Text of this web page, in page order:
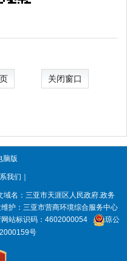
关闭窗口
脑版
我们
域名： 三亚市天涯区人民政府.政务
护：三亚市营商环境综合服务中心
站标识码： 4602000054
琼公
号